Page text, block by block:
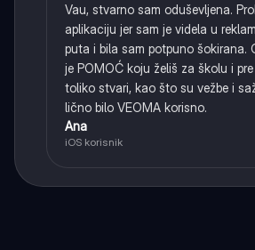
Vau, stvarno sam oduševljena.
aplikaciju jer sam je videla u
puta i bila sam potpuno šokirana.
je POMOĆ koju želiš za školu i
toliko stvari, kao što su vežbe i
lično bilo VEOMA korisno.
Ana
iOS korisnik